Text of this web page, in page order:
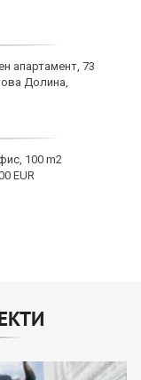
апартамент, 73
Долина,
100 m2
EUR